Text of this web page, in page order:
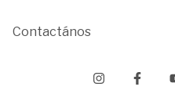
Contactános